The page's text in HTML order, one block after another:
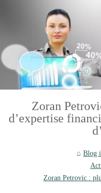
Zoran
d’expertise
Blog
Zoran Petrovic :